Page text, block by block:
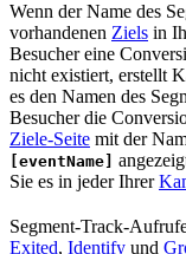
Wenn der Name des
vorhandenen Ziels in
Besucher eine
nicht existiert, erstellt
es den Namen des
Besucher die
Ziele-Seite mit der
[eventName]
Sie es in jeder Ihrer
Segment-Track-
Exited, Identify und